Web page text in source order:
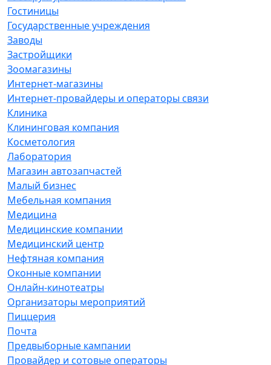
Гостиницы
Государственные учреждения
Заводы
Застройщики
Зоомагазины
Интернет-магазины
Интернет-провайдеры и операторы связи
Клиника
Клининговая компания
Косметология
Лаборатория
Магазин автозапчастей
Малый бизнес
Мебельная компания
Медицина
Медицинские компании
Медицинский центр
Нефтяная компания
Оконные компании
Онлайн-кинотеатры
Организаторы мероприятий
Пиццерия
Почта
Предвыборные кампании
Провайдер и сотовые операторы